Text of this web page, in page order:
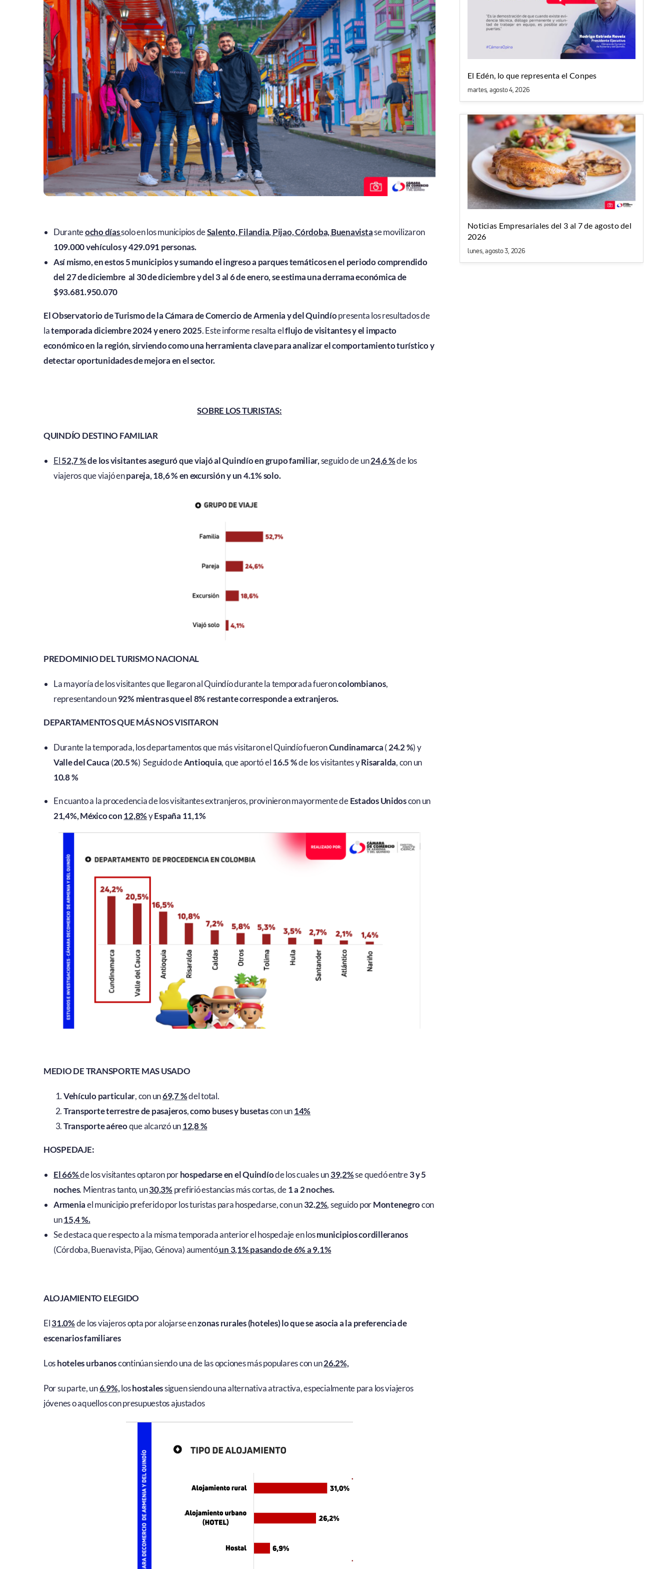
Duranteocho díassolo en los municipios deSalento, Filandia, Pijao, Córdoba, Buenavistase movilizaron
109.000 vehículos y 429.091 personas.
Así mismo, en estos 5 municipios y sumando el ingreso a parques temáticos en el periodo comprendido
del 27 de diciembre al 30 de diciembre y del 3 al 6 de enero, se estima una derrama económica de
$93.681.950.070
El Observatorio de Turismo de la Cámara de Comercio de Armenia y del Quindíopresenta los resultados de
latemporada diciembre 2024 y enero 2025. Este informe resalta elflujo de visitantes y el impacto
económico en la región, sirviendo como una herramienta clave para analizar el comportamiento turístico y
detectar oportunidades de mejora en el sector.
SOBRE LOS TURISTAS:
QUINDÍO DESTINO FAMILIAR
El52,7 %de los visitantes aseguró que viajó al Quindío en grupo familiar,seguido de un24,6 %de los
viajeros que viajó enpareja, 18,6 % en excursión y un 4.1% solo.
PREDOMINIO DEL TURISMO NACIONAL
La mayoría de los visitantes que llegaron al Quindío durante la temporada fueroncolombianos,
representando un92% mientras que el 8% restante corresponde a extranjeros.
DEPARTAMENTOS QUE MÁS NOS VISITARON
Durante la temporada, los departamentos que más visitaron el Quindío fueronCundinamarca(24.2 %) y
Valle del Cauca (20.5 %) Seguido deAntioquia, que aportó el16.5 %de los visitantes yRisaralda, con un
10.8 %
En cuanto a la procedencia de los visitantes extranjeros, provinieron mayormente deEstados Unidoscon un
21,4%,México con12,8%yEspaña 11,1%
MEDIO DE TRANSPORTE MAS USADO
Vehículo particular, con un69,7 %del total.
Transporte terrestre de pasajeros,como buses y busetascon un14%
Transporte aéreoque alcanzó un12,8 %
HOSPEDAJE:
El 66%de los visitantes optaron porhospedarse en el Quindíode los cuales un39,2%se quedó entre3 y 5
noches. Mientras tanto, un30,3% prefirió estancias más cortas, de1 a 2 noches.
Armeniael municipio preferido por los turistas para hospedarse, con un32.2%, seguido porMontenegrocon
un15,4 %.
Se destaca que respecto a la misma temporada anterior el hospedaje en losmunicipios cordilleranos
(Córdoba, Buenavista, Pijao, Génova) aumentóun 3,1% pasando de 6% a 9.1%
ALOJAMIENTO ELEGIDO
El31.0%de los viajeros opta por alojarse enzonas rurales (hoteles) lo que se asocia a la preferencia de
escenarios familiares
Loshoteles urbanoscontinúan siendo una de las opciones más populares con un26.2%,
Por su parte, un6.9%,loshostalessiguen siendo una alternativa atractiva, especialmente para los viajeros
jóvenes o aquellos con presupuestos ajustados
El Edén, lo que representa el Conpes
martes, agosto 4, 2026
Noticias Empresariales del 3 al 7 de agosto del
2026
lunes, agosto 3, 2026